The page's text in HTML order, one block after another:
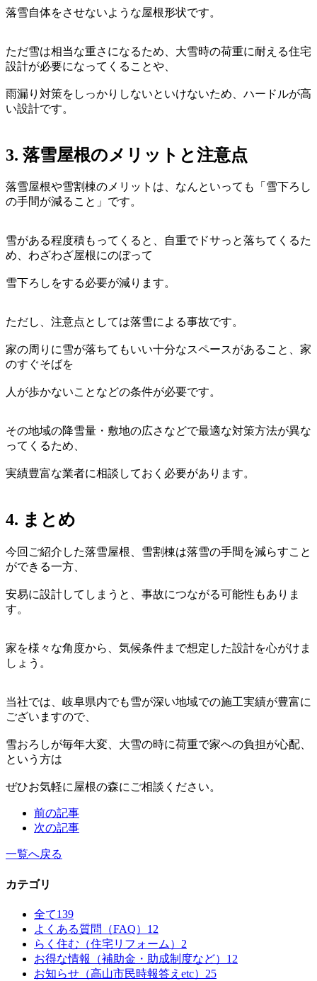
落雪自体をさせないような屋根形状です。
ただ雪は相当な重さになるため、大雪時の荷重に耐える住宅
設計が必要になってくることや、
雨漏り対策をしっかりしないといけないため、ハードルが高
い設計です。
3. 落雪屋根のメリットと注意点
落雪屋根や雪割棟のメリットは、なんといっても「雪下ろし
の手間が減ること」です。
雪がある程度積もってくると、自重でドサっと落ちてくるた
め、わざわざ屋根にのぼって
雪下ろしをする必要が減ります。
ただし、注意点としては落雪による事故です。
家の周りに雪が落ちてもいい十分なスペースがあること、家
のすぐそばを
人が歩かないことなどの条件が必要です。
その地域の降雪量・敷地の広さなどで最適な対策方法が異な
ってくるため、
実績豊富な業者に相談しておく必要があります。
4. まとめ
今回ご紹介した落雪屋根、雪割棟は落雪の手間を減らすこと
ができる一方、
安易に設計してしまうと、事故につながる可能性もありま
す。
家を様々な角度から、気候条件まで想定した設計を心がけま
しょう。
当社では、岐阜県内でも雪が深い地域での施工実績が豊富に
ございますので、
雪おろしが毎年大変、大雪の時に荷重で家への負担が心配、
という方は
ぜひお気軽に屋根の森にご相談ください。
前の記事
次の記事
一覧へ戻る
カテゴリ
全て139
よくある質問（FAQ） 12
らく住む（住宅リフォーム） 2
お得な情報（補助金・助成制度など） 12
お知らせ（高山市民時報答えetc） 25